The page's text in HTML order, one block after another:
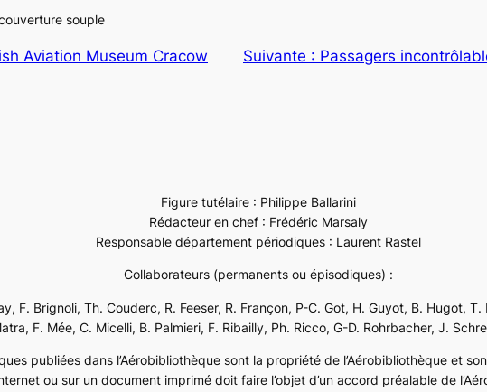
souple
Aviation Museum Cracow Suivante : Passagers
Figure tutélaire : Philippe Ballarini
Rédacteur en chef : Frédéric Marsaly
Responsable département périodiques : Laurent Rastel
Collaborateurs (permanents ou épisodiques) :
F. Brignoli, Th. Couderc, R. Feeser, R. Françon, P-C. Got, H. Guyot, B. Hugot,
F. Mée, C. Micelli, B. Palmieri, F. Ribailly, Ph. Ricco, G-D. Rohrbacher, J.
publiées dans l’Aérobibliothèque sont la propriété de l’Aérobibliothèque et
ou sur un document imprimé doit faire l’objet d’un accord préalable de